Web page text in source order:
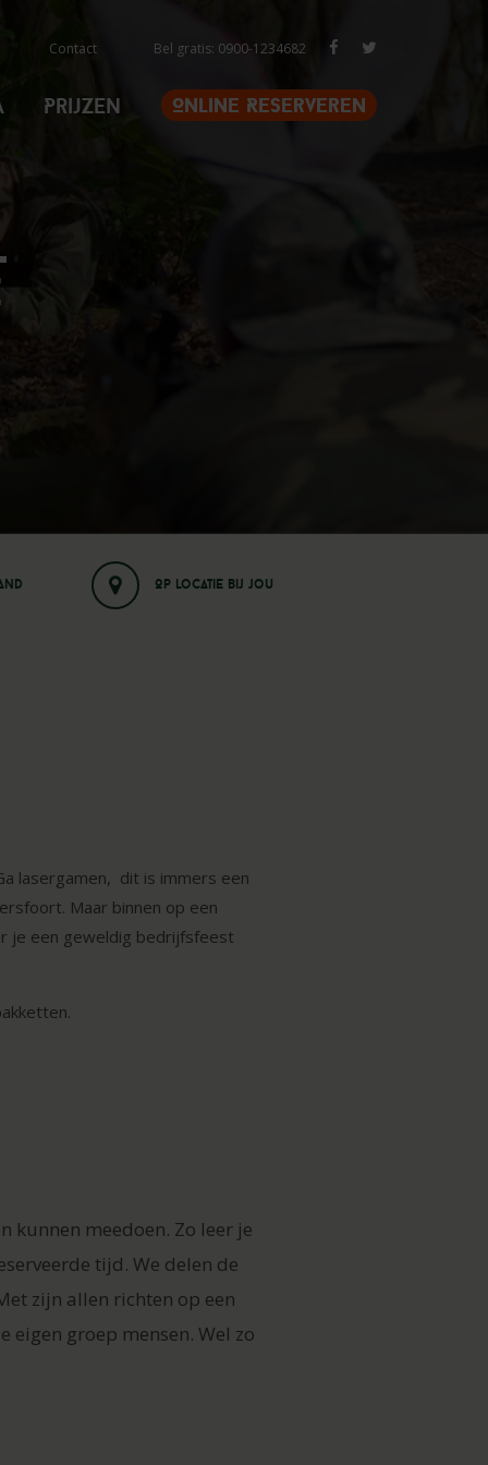
Contact Bel gratis: 0900-1234682
Prijzen Online Reserveren
Op locatie bij jou
lasergamen, dit is immers een
Maar binnen op een
je een geweldig bedrijfsfeest
kunnen meedoen. Zo leer je
tijd. We delen de
zijn allen richten op een
eigen groep mensen. Wel zo